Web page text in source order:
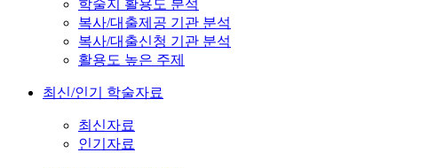
학술지 활용도 분석
복사/대출제공 기관 분석
복사/대출신청 기관 분석
활용도 높은 주제
최신/인기 학술자료
최신자료
인기자료